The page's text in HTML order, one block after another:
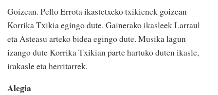
Goizean. Pello Errota ikastetxeko txikienek goizean
Korrika Txikia egingo dute. Gainerako ikasleek Larraul
eta Asteasu arteko bidea egingo dute. Musika lagun
izango dute Korrika Txikian parte hartuko duten ikasle,
irakasle eta herritarrek.
Alegia